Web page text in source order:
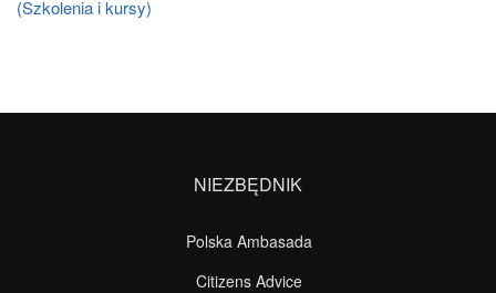
(Szkolenia i kursy)
NIEZBĘDNIK
Polska Ambasada
Citizens Advice